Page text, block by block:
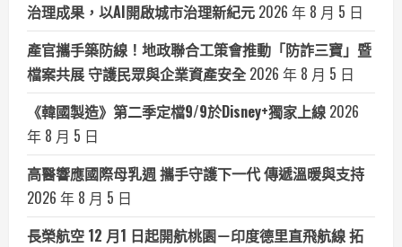
治理成果，以AI開啟城市治理新紀元 2026 年 8 月 5 日
產官攜手築防線！地政聯合工策會推動「防詐三寶」暨
檔案共展 守護民眾與企業資產安全 2026 年 8 月 5 日
《韓國製造》第二季定檔9/9於Disney+獨家上線 2026
年 8 月 5 日
高醫響應國際母乳週 攜手守護下一代 傳遞溫暖與支持
2026 年 8 月 5 日
長榮航空 12 月1 日起開航桃園－印度德里直飛航線 拓